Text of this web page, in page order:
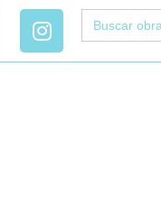
Search
for: